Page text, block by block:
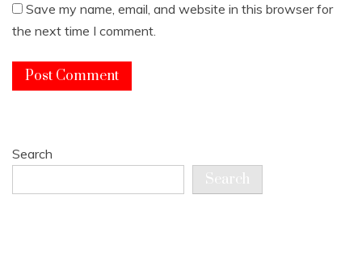
Save my name, email, and website in this browser for
the next time I comment.
Search
Search